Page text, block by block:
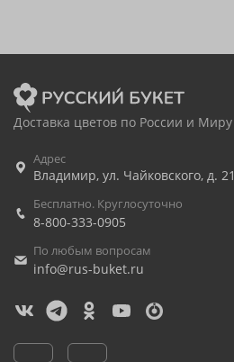
Доставка цветов по России и Миру
Адрес
Владимир, ул. Чайковского, д. 21
Бесплатно. Круглосуточно
8-800-333-0905
По любым вопросам
info@rus-buket.ru